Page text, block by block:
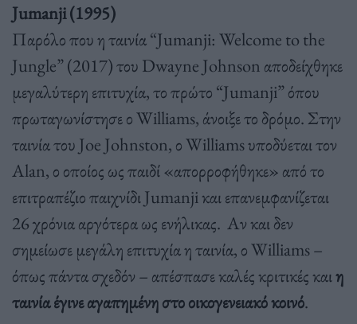
Jumanji (1995)
Παρόλο που η ταινία “Jumanji: Welcome to the
Jungle” (2017) του Dwayne Johnson αποδείχθηκε
μεγαλύτερη επιτυχία, το πρώτο “Jumanji” όπου
πρωταγωνίστησε ο Williams, άνοιξε το δρόμο. Στην
ταινία του Joe Johnston, ο Williams υποδύεται τον
Alan, ο οποίος ως παιδί «απορροφήθηκε» από το
επιτραπέζιο παιχνίδι Jumanji και επανεμφανίζεται
26 χρόνια αργότερα ως ενήλικας. Αν και δεν
σημείωσε μεγάλη επιτυχία η ταινία, ο Williams –
όπως πάντα σχεδόν – απέσπασε καλές κριτικές καιη
ταινία έγινε αγαπημένη στο οικογενειακό κοινό.